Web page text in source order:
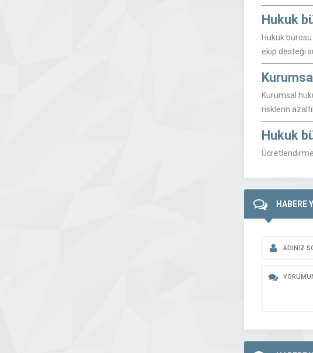
Hukuk
Hukuk
ekip desteği
Kurumsal
risklerin
Hukuk
HABERE